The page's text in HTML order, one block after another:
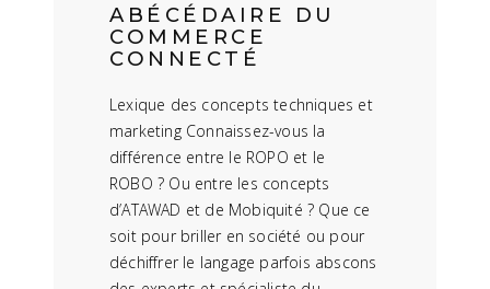
ABÉCÉDAIRE DU
COMMERCE
CONNECTÉ
Lexique des concepts techniques et
marketing Connaissez-vous la
différence entre le ROPO et le
ROBO ? Ou entre les concepts
d’ATAWAD et de Mobiquité ? Que ce
soit pour briller en société ou pour
déchiffrer le langage parfois abscons